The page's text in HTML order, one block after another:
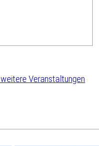
weitere Veranstaltungen